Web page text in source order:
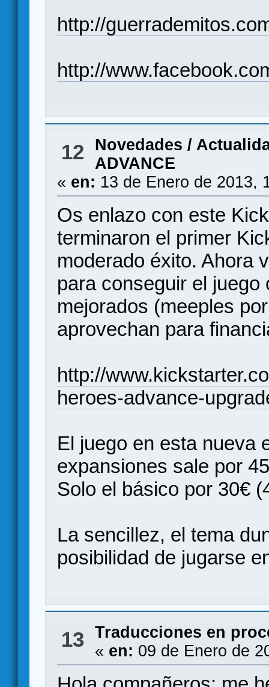
http://
http://
12
Novedades /
ADVANCE
« en: 13 de Enero de 2013,
Os enlazo con este
terminaron el primer
moderado éxito. Ahora
para conseguir el
mejorados (meeples
aprovechan para
http://
heroes-advance-
El juego en esta nueva
expansiones sale por
Solo el básico por 30€
La sencillez, el tema
posibilidad de jugarse
13 Traducciones en
« en: 09 de Enero de